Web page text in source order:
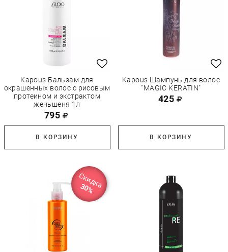
Kapous Бальзам для
окрашенных волос с рисовым
протеином и экстрактом
женьшеня 1л
795
В КОРЗИНУ
Kapous Шампунь для волос
"MAGIC KERATIN"
425
В КОРЗИНУ
Скидка
30%